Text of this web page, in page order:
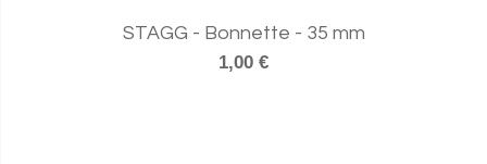
STAGG - Bonnette - 35 mm
1,00 €